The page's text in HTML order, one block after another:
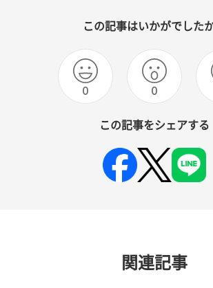
この記事はいかがでした
0 0
この記事をシェアする
関連記事